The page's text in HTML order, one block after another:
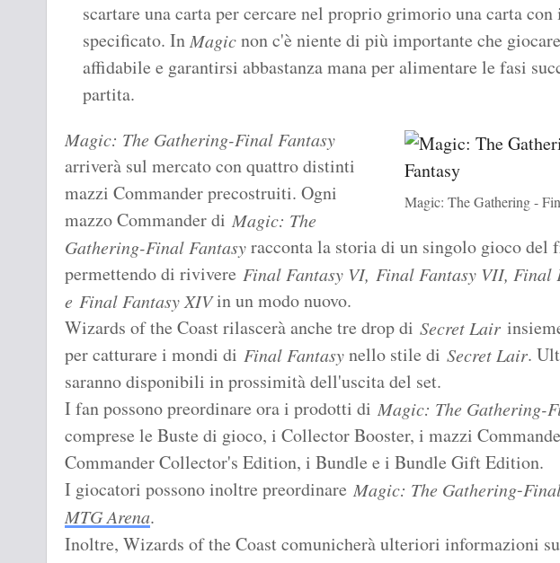
scartare una carta per cercare nel proprio grimorio una carta
specificato. InMagicnon c'è niente di più importante che
affidabile e garantirsi abbastanza mana per alimentare le fasi
partita.
Magic: The Gathering -
Magic: The Gathering-Final Fantasy
arriverà sul mercato con quattro distinti
mazzi Commander precostruiti. Ogni
mazzo Commander di Magic: The
Gathering-Final Fantasyracconta la storia di un singolo gioco del
permettendo di rivivere Final Fantasy VI, Final Fantasy VII, Final
e Final Fantasy XIVin un modo nuovo.
Wizards of the Coast rilascerà anche tre drop di Secret Lair
per catturare i mondi di Final Fantasynello stile di Secret Lair.
saranno disponibili in prossimità dell'uscita del set.
I fan possono preordinare ora i prodotti di Magic: The Gathering-
comprese le Buste di gioco, i Collector Booster, i mazzi
Commander Collector's Edition, i Bundle e i Bundle Gift Edition.
I giocatori possono inoltre preordinare Magic: The Gathering-
MTG Arena.
Inoltre, Wizards of the Coast comunicherà ulteriori informazioni